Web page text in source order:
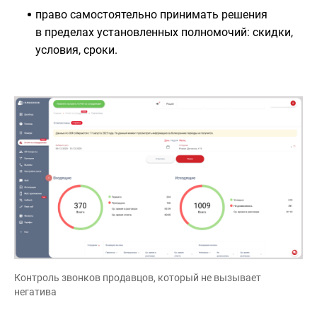
право самостоятельно принимать решения
в пределах установленных полномочий: скидки,
условия, сроки.
Контроль звонков продавцов, который не вызывает
негатива